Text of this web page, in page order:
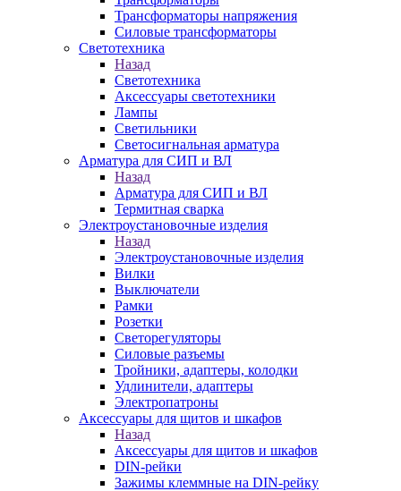
Трансформаторы напряжения
Силовые трансформаторы
Светотехника
Назад
Светотехника
Аксессуары светотехники
Лампы
Светильники
Светосигнальная арматура
Арматура для СИП и ВЛ
Назад
Арматура для СИП и ВЛ
Термитная сварка
Электроустановочные изделия
Назад
Электроустановочные изделия
Вилки
Выключатели
Рамки
Розетки
Светорегуляторы
Силовые разъемы
Тройники, адаптеры, колодки
Удлинители, адаптеры
Электропатроны
Аксессуары для щитов и шкафов
Назад
Аксессуары для щитов и шкафов
DIN-рейки
Зажимы клеммные на DIN-рейку